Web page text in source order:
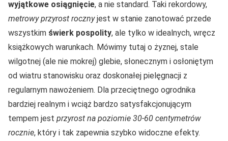
wyjątkowe osiągnięcie, a nie standard. Taki rekordowy,
metrowy przyrost rocznyjest w stanie zanotować przede
wszystkim świerk pospolity, ale tylko w idealnych, wręcz
książkowych warunkach. Mówimy tutaj o żyznej, stale
wilgotnej (ale nie mokrej) glebie, słonecznym i osłoniętym
od wiatru stanowisku oraz doskonałej pielęgnacji z
regularnym nawożeniem. Dla przeciętnego ogrodnika
bardziej realnym i wciąż bardzo satysfakcjonującym
tempem jest przyrost na poziomie 30-60 centymetrów
rocznie, który i tak zapewnia szybko widoczne efekty.